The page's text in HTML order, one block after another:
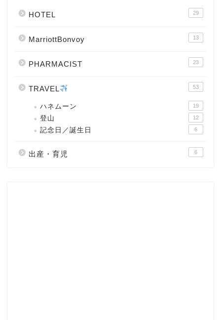
HOTEL 29
MarriottBonvoy 13
PHARMACIST 23
TRAVEL 53
ハネムーン 19
登山 12
記念日／誕生日 6
出産・育児 6